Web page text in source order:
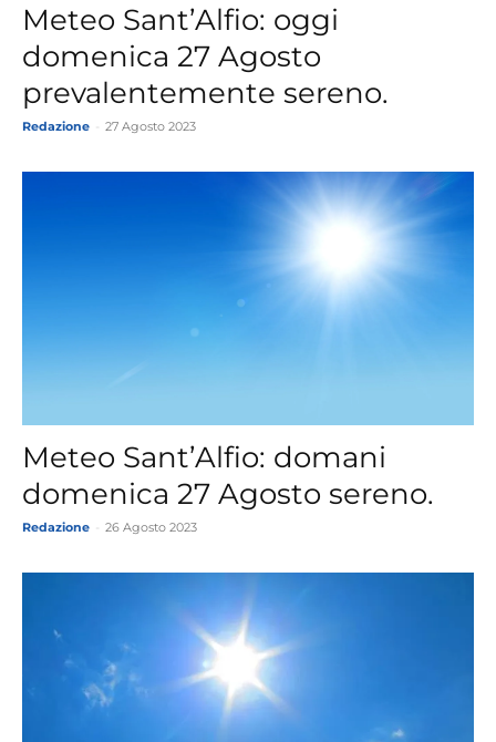
Meteo Sant’Alfio: oggi
domenica 27 Agosto
prevalentemente sereno.
Redazione 27 Agosto 2023
Meteo Sant’Alfio: domani
domenica 27 Agosto sereno.
Redazione 26 Agosto 2023